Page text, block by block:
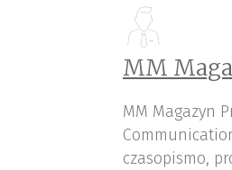
MM
MM Magazyn
czasopismo,